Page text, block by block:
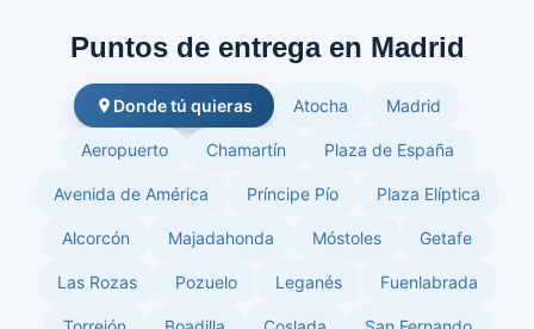
Puntos de entrega en Madrid
Donde tú quieras Atocha Madrid
Aeropuerto Chamartín Plaza de España
Avenida de América Príncipe Pío Plaza Elíptica
Alcorcón Majadahonda Móstoles Getafe
Las Rozas Pozuelo Leganés Fuenlabrada